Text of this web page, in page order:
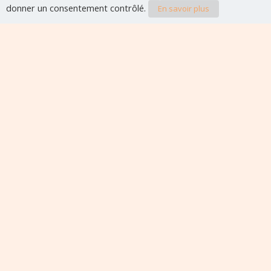
donner un consentement contrôlé.
En savoir plus